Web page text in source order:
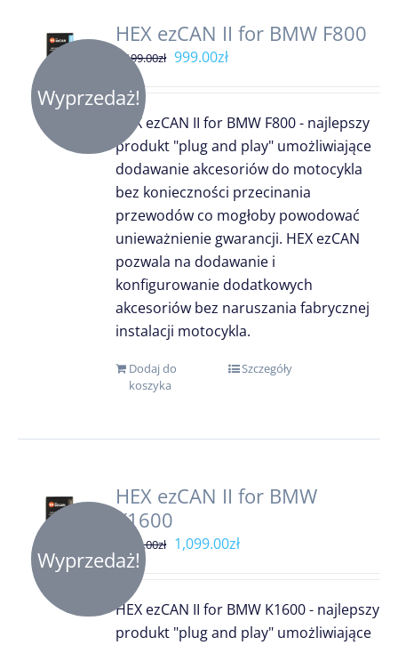
Wyprzedaż!
HEX ezCAN II for BMW F800
1,199.00zł Pierwotna
1,199.00zł.
999.00złAktualna
999.00zł.
HEX ezCAN II for BMW F800 - najlepszy
produkt "plug and play" umożliwiające
dodawanie akcesoriów do motocykla
bez konieczności przecinania
przewodów co mogłoby powodować
unieważnienie gwarancji. HEX ezCAN
pozwala na dodawanie i
konfigurowanie dodatkowych
akcesoriów bez naruszania fabrycznej
instalacji motocykla.
Dodaj do
koszyka
Szczegóły
Wyprzedaż!
HEX ezCAN II for BMW
K1600
1,299.00zł Pierwotna
1,299.00zł.
1,099.00złAktualna
1,099.00zł.
HEX ezCAN II for BMW K1600 - najlepszy
produkt "plug and play" umożliwiające